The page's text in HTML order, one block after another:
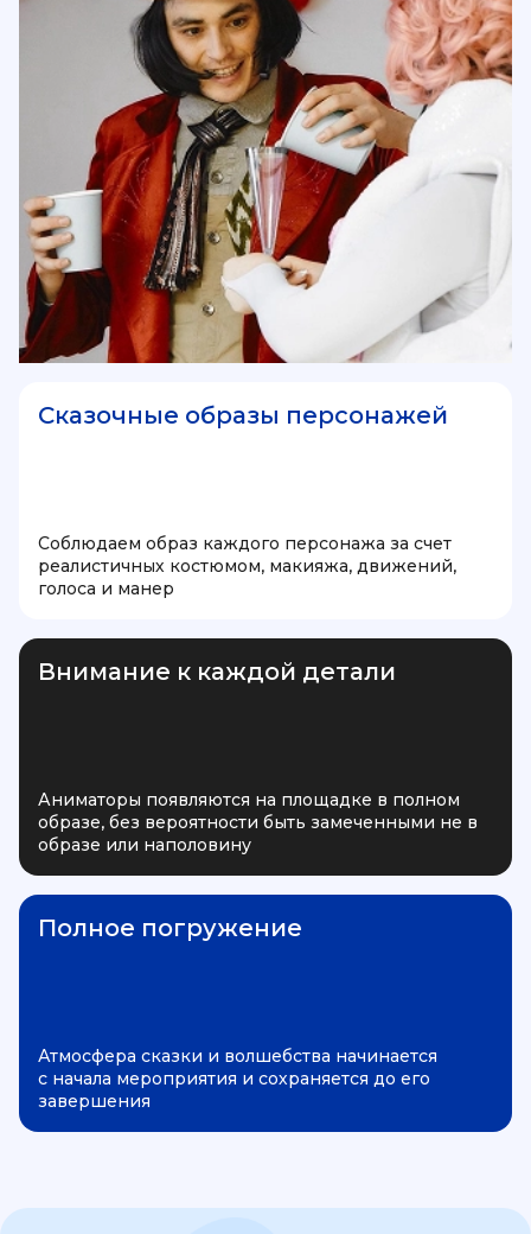
Сказочные образы персонажей
Соблюдаем образ каждого персонажа за счет
реалистичных костюмом, макияжа, движений,
голоса и манер
Внимание к каждой детали
Аниматоры появляются на площадке в полном
образе, без вероятности быть замеченными не в
образе или наполовину
Полное погружение
Атмосфера сказки и волшебства начинается
с начала мероприятия и сохраняется до его
завершения